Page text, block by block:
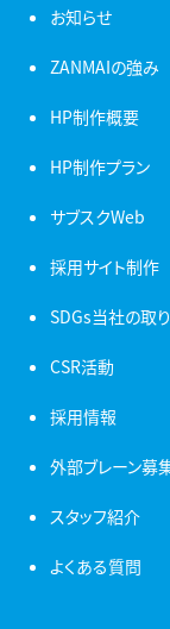
お知らせ
ZANMAIの強み
HP制作概要
HP制作プラン
サブスクWeb
採用サイト制作
SDGs当社の取
CSR活動
採用情報
外部ブレーン募
スタッフ紹介
よくある質問